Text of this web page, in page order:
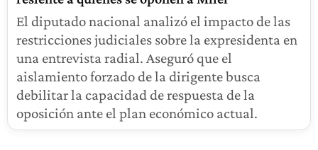
El diputado nacional analizó el impacto de las
restricciones judiciales sobre la expresidenta en
una entrevista radial. Aseguró que el
aislamiento forzado de la dirigente busca
debilitar la capacidad de respuesta de la
oposición ante el plan económico actual.